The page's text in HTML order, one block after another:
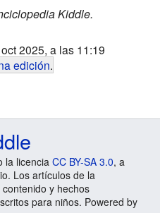
Kiddle.
2025, a las 11:19
edición.
la licencia CC BY-SA 3.0, a
Los artículos de la
y hechos
para niños. Powered by